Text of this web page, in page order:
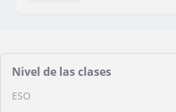
Nivel de las clases
ESO